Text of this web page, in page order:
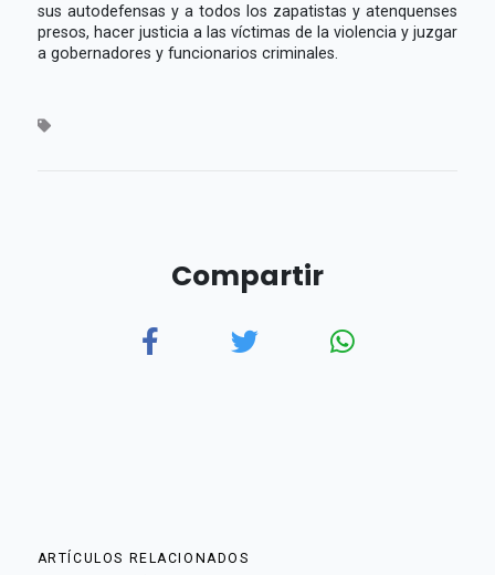
sus autodefensas y a todos los zapatistas y atenquenses
presos, hacer justicia a las víctimas de la violencia y juzgar
a gobernadores y funcionarios criminales.
Compartir
ARTÍCULOS RELACIONADOS